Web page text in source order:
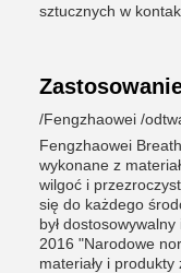
sztucznych w
/Fengzhaowei /
Fengzhaowei
wykonane z
wilgoć i
się do każdego
był
2016 "Narodowe
materiały i